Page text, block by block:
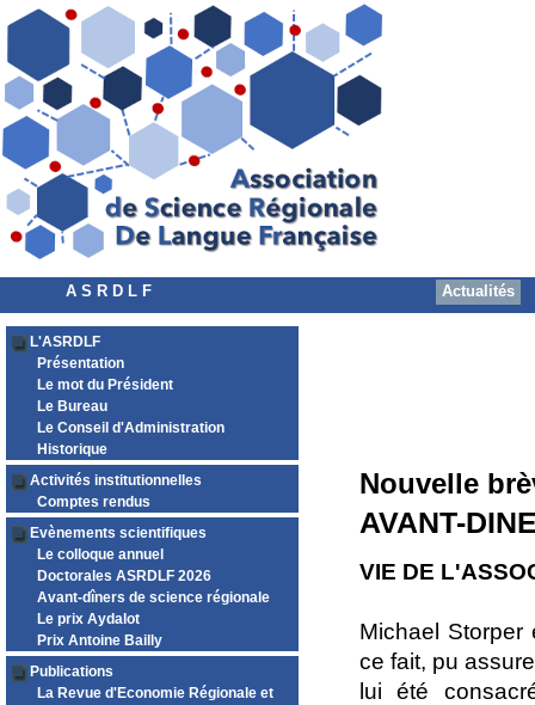
A S R D L F Actualités
L'ASRDLF
Présentation
Le mot du Président
Le Bureau
Le Conseil d'Administration
Historique
Activités institutionnelles
Comptes rendus
Evènements scientifiques
Le colloque annuel
Doctorales ASRDLF 2026
Avant-dîners de science régionale
Le prix Aydalot
Prix Antoine Bailly
Publications
La Revue d'Economie Régionale et
Nouvelle
AVANT-
VIE DE
Michael Storper
ce fait, pu
lui été